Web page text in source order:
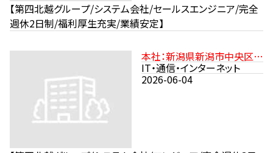
【第四北越グループ/システム会社/セールスエンジニア/完全
週休2日制/福利厚生充実/業績安定】
本社：新潟県新潟市中央区沼
垂東2-11-21 JR信越本線「新
潟駅」より徒歩15分
IT・通信・インターネット
2026-06-04